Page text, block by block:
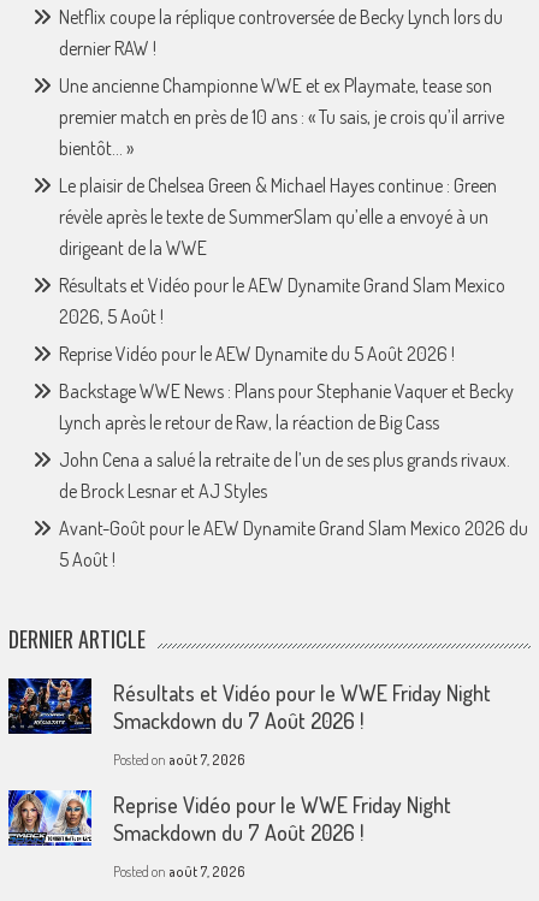
Netflix coupe la réplique controversée de Becky Lynch lors du
dernier RAW !
Une ancienne Championne WWE et ex Playmate, tease son
premier match en près de 10 ans : « Tu sais, je crois qu’il arrive
bientôt… »
Le plaisir de Chelsea Green & Michael Hayes continue : Green
révèle après le texte de SummerSlam qu’elle a envoyé à un
dirigeant de la WWE
Résultats et Vidéo pour le AEW Dynamite Grand Slam Mexico
2026, 5 Août !
Reprise Vidéo pour le AEW Dynamite du 5 Août 2026 !
Backstage WWE News : Plans pour Stephanie Vaquer et Becky
Lynch après le retour de Raw, la réaction de Big Cass
John Cena a salué la retraite de l’un de ses plus grands rivaux.
de Brock Lesnar et AJ Styles
Avant-Goût pour le AEW Dynamite Grand Slam Mexico 2026 du
5 Août !
DERNIER ARTICLE
Résultats et Vidéo pour le WWE Friday Night
Smackdown du 7 Août 2026 !
Posted on août 7, 2026
Reprise Vidéo pour le WWE Friday Night
Smackdown du 7 Août 2026 !
Posted on août 7, 2026